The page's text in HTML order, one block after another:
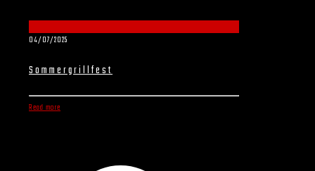
04/07/2025
Sommergrillfest
Read more